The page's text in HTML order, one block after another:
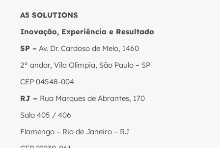
A5 SOLUTIONS
Inovação, Experiência e Resultado
SP – Av. Dr. Cardoso de Melo, 1460
2° andar, Vila Olímpia, São Paulo – SP
CEP 04548-004
RJ – Rua Marques de Abrantes, 170
Sala 405 / 406
Flamengo – Rio de Janeiro – RJ